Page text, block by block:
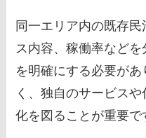
同一エリア内の既存
ス内容、稼働率など
を明確にする必要が
く、独自のサービス
化を図ることが重要で